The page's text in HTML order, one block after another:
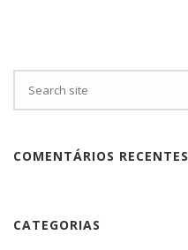
COMENTÁRIOS RECENTES
CATEGORIAS